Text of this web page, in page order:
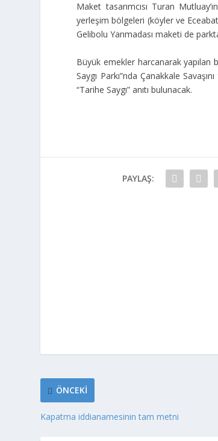
Maket tasarımcısı Turan
yerleşim bölgeleri (köyler ve
Gelibolu Yarımadası maketi de
Büyük emekler harcanarak yapılan
Saygı Parkı”nda Çanakkale
“Tarihe Saygı” anıtı bulunacak.
PAYLAŞ:
ÖNCEKI
Kapatma iddianamesinin tam metni